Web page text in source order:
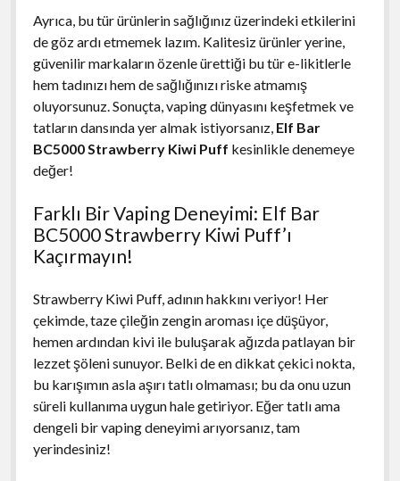
Ayrıca, bu tür ürünlerin sağlığınız üzerindeki etkilerini
de göz ardı etmemek lazım. Kalitesiz ürünler yerine,
güvenilir markaların özenle ürettiği bu tür e-likitlerle
hem tadınızı hem de sağlığınızı riske atmamış
oluyorsunuz. Sonuçta, vaping dünyasını keşfetmek ve
tatların dansında yer almak istiyorsanız, Elf Bar
BC5000 Strawberry Kiwi Puff kesinlikle denemeye
değer!
Farklı Bir Vaping Deneyimi: Elf Bar
BC5000 Strawberry Kiwi Puff’ı
Kaçırmayın!
Strawberry Kiwi Puff, adının hakkını veriyor! Her
çekimde, taze çileğin zengin aroması içe düşüyor,
hemen ardından kivi ile buluşarak ağızda patlayan bir
lezzet şöleni sunuyor. Belki de en dikkat çekici nokta,
bu karışımın asla aşırı tatlı olmaması; bu da onu uzun
süreli kullanıma uygun hale getiriyor. Eğer tatlı ama
dengeli bir vaping deneyimi arıyorsanız, tam
yerindesiniz!